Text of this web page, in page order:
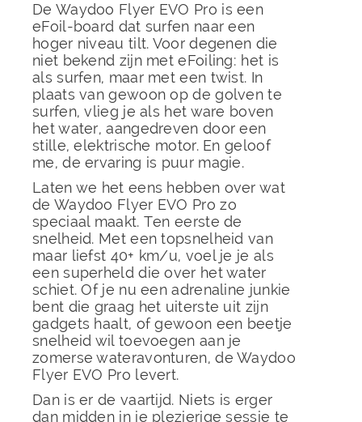
De Waydoo Flyer EVO Pro is een
eFoil-board dat surfen naar een
hoger niveau tilt. Voor degenen die
niet bekend zijn met eFoiling: het is
als surfen, maar met een twist. In
plaats van gewoon op de golven te
surfen, vlieg je als het ware boven
het water, aangedreven door een
stille, elektrische motor. En geloof
me, de ervaring is puur magie.
Laten we het eens hebben over wat
de Waydoo Flyer EVO Pro zo
speciaal maakt. Ten eerste de
snelheid. Met een topsnelheid van
maar liefst 40+ km/u, voel je je als
een superheld die over het water
schiet. Of je nu een adrenaline junkie
bent die graag het uiterste uit zijn
gadgets haalt, of gewoon een beetje
snelheid wil toevoegen aan je
zomerse wateravonturen, de Waydoo
Flyer EVO Pro levert.
Dan is er de vaartijd. Niets is erger
dan midden in je plezierige sessie te